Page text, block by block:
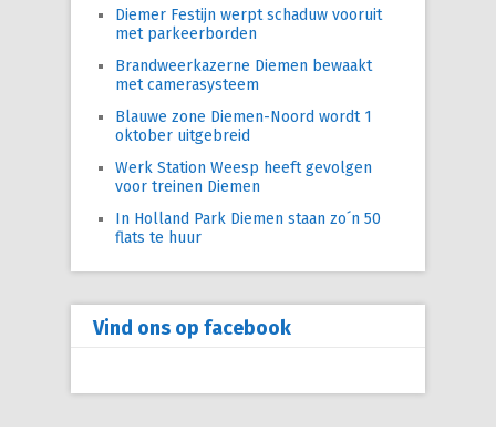
Diemer Festijn werpt schaduw vooruit
met parkeerborden
Brandweerkazerne Diemen bewaakt
met camerasysteem
Blauwe zone Diemen-Noord wordt 1
oktober uitgebreid
Werk Station Weesp heeft gevolgen
voor treinen Diemen
In Holland Park Diemen staan zo´n 50
flats te huur
Vind ons op facebook